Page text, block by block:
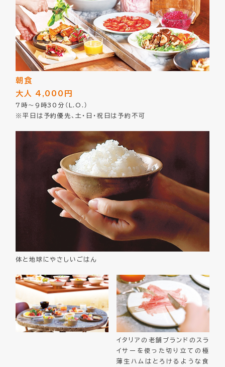
朝食
大人 4,000円
7時～9時30分（L.O.）
※平日は予約優先、土・日・祝日は予約不可
体と地球にやさしいごはん
イタリアの老舗ブランドのスラ
イサーを使った切り立ての極
薄生ハムはとろけるような食